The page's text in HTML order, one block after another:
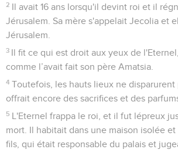
pas des péchés de Jéroboam, fils de
d'Assyrie, vint s'emparer des villes d'Ijjon,
Maaca, de Janoach, de Kédesh, de
Galilée et de tout le pays de Nephthali,
habitants en Assyrie.
30 Osée, fils d'Ela, forma une conspiration
de Remalia, et le frappa à mort, puis il
C’était la vingtième année du règne de